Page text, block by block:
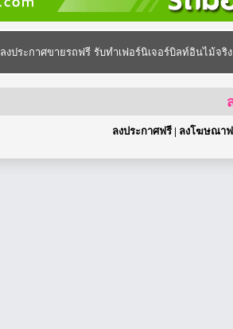
ลงประกาศขายรถฟรี รับทำเฟอร์นิเจอร์บิลท์อินไม้จริง
ลงประกาศฟรี | ลงโฆษณา